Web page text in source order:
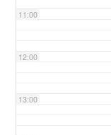
11:00
12:00
13:00